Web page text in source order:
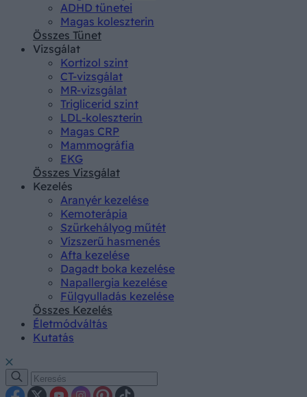
ADHD tünetei
Magas koleszterin
Összes Tünet
Vizsgálat
Kortizol szint
CT-vizsgálat
MR-vizsgálat
Triglicerid szint
LDL-koleszterin
Magas CRP
Mammográfia
EKG
Összes Vizsgálat
Kezelés
Aranyér kezelése
Kemoterápia
Szürkehályog műtét
Vízszerű hasmenés
Afta kezelése
Dagadt boka kezelése
Napallergia kezelése
Fülgyulladás kezelése
Összes Kezelés
Életmódváltás
Kutatás